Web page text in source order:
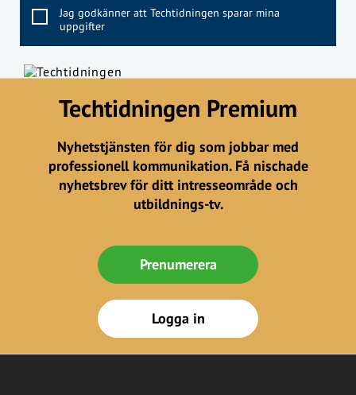
Jag godkänner att Techtidningen sparar mina
uppgifter
Techtidningen Premium
Nyhetstjänsten för dig som jobbar med
professionell kommunikation. Få nischade
nyhetsbrev för ditt intresseområde och
utbildnings-tv.
Prenumerera
Logga in